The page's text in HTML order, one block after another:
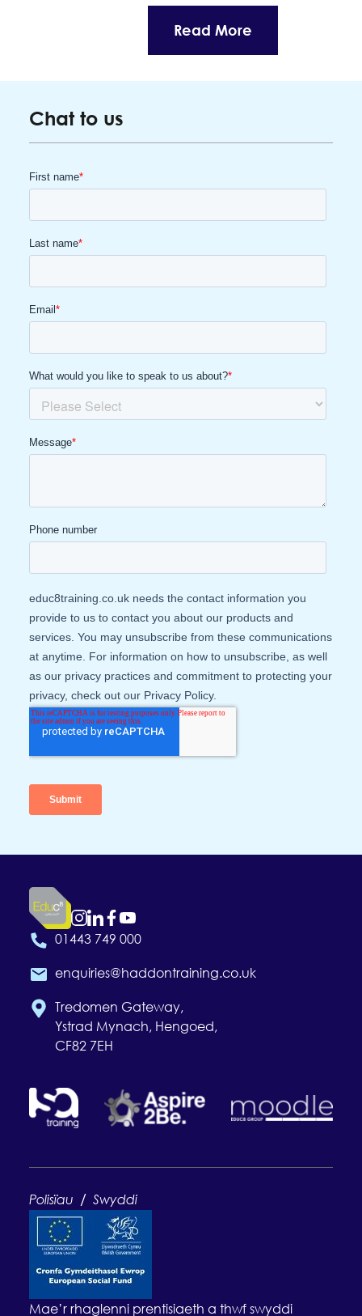
Read More
Chat to us
01443 749 000
enquiries@haddontraining.co.uk
Tredomen Gateway,
Ystrad Mynach, Hengoed,
CF82 7EH
Mae’r rhaglenni prentisiaeth a thwf swyddi
Polisïau / Swyddi